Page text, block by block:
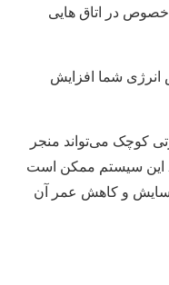
در اتاق هایی
شما افزایش
کوچک می‌تواند منجر
این سیستم ممکن است
سایش و کاهش عمر آن